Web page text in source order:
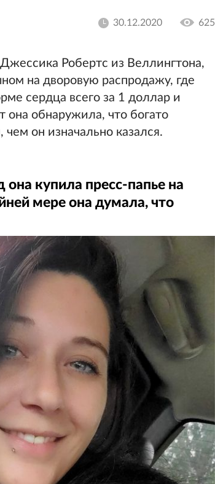
30.12.2020 625
Робертс из Веллингтона,
на дворовую распродажу, где
сердца всего за 1 доллар и
она обнаружила, что богато
он изначально казался.
купила пресс-папье на
мере она думала, что